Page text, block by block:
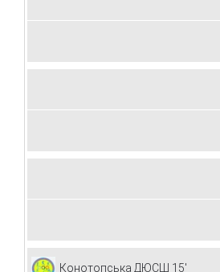
Конотопська ДЮСШ 15'